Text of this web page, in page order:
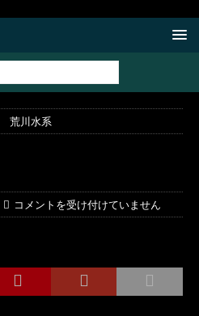
荒川水系
コメントを受け付けていません